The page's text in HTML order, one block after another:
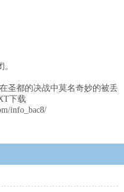
圣都的决战中莫名奇妙的被丢
下载
info_bac8/